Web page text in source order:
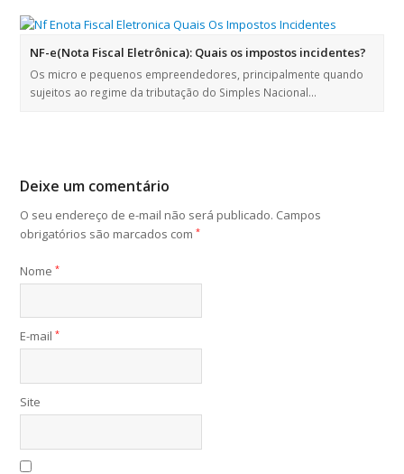
NF-e(Nota Fiscal Eletrônica): Quais os impostos incidentes?
Os micro e pequenos empreendedores, principalmente quando
sujeitos ao regime da tributação do Simples Nacional…
Deixe um comentário
O seu endereço de e-mail não será publicado. Campos
obrigatórios são marcados com*
Nome*
E-mail*
Site